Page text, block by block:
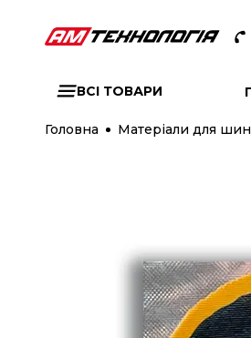
ВСІ ТОВАРИ
Головна Матеріали для шин